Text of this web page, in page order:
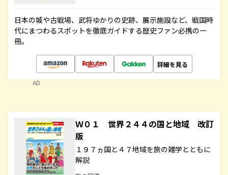
日本の城や古戦場、武将ゆかりの史跡、展示施設など、戦国時
代にまつわるスポットを徹底ガイドする歴史ファン必携の一
冊。
詳細を見る
AD
Ｗ０１ 世界２４４の国と地域 改訂
版
１９７ヵ国と４７地域を旅の雑学とともに
解説